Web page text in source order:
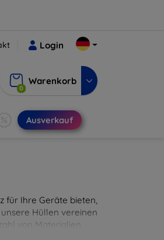
Login
0
Warenkorb
Ausverkauf
für Ihre Geräte bieten,
Hüllen vereinen
von Materialien